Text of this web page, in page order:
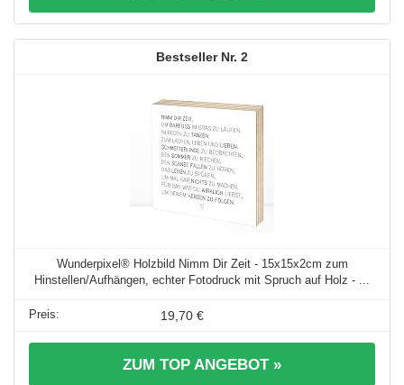
2
Wunderpixel® Holzbild Nimm Dir Zeit - 15x15x2cm zum
Hinstellen/Aufhängen, echter Fotodruck mit Spruch auf Holz - ...
19,70 €
ZUM TOP ANGEBOT »